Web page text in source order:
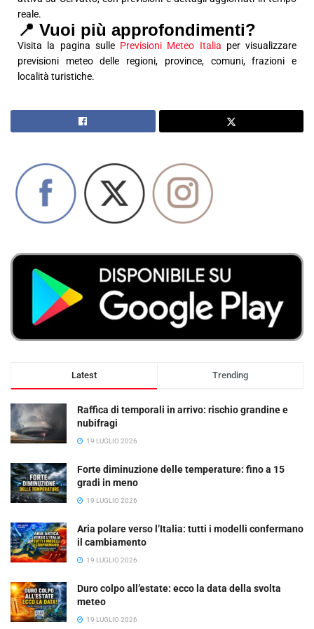
reale.
📍 Vuoi più approfondimenti?
Visita la pagina sulle Previsioni Meteo Italia per visualizzare
previsioni meteo delle regioni, province, comuni, frazioni e
località turistiche.
Latest Trending
Raffica di temporali in arrivo: rischio grandine e
nubifragi
19 LUGLIO 2026
Forte diminuzione delle temperature: fino a 15
gradi in meno
19 LUGLIO 2026
Aria polare verso l’Italia: tutti i modelli confermano
il cambiamento
19 LUGLIO 2026
Duro colpo all’estate: ecco la data della svolta
meteo
19 LUGLIO 2026